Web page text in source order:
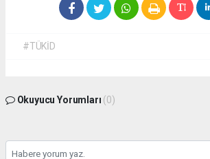
#TÜKİD
Okuyucu Yorumları (0)